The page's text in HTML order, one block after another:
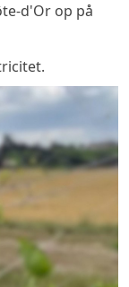
d'Or op på